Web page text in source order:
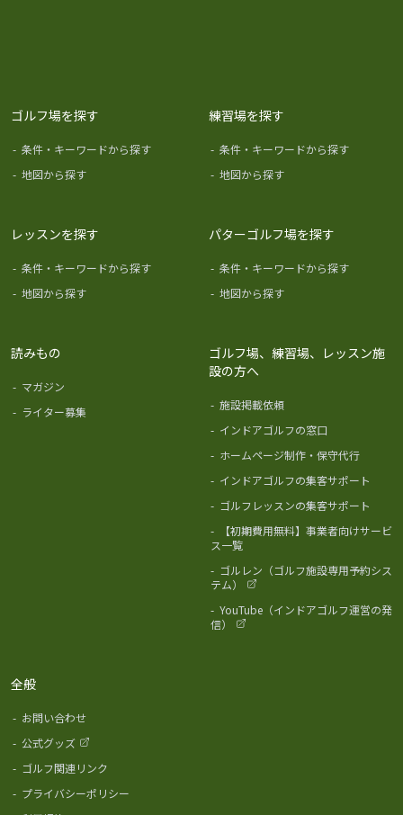
ゴルフ場を探す
- 条件・キーワードから探す
- 地図から探す
練習場を探す
- 条件・キーワードから探す
- 地図から探す
レッスンを探す
- 条件・キーワードから探す
- 地図から探す
パターゴルフ場を探す
- 条件・キーワードから探す
- 地図から探す
読みもの
- マガジン
- ライター募集
ゴルフ場、練習場、レッスン施
設の方へ
- 施設掲載依頼
- インドアゴルフの窓口
- ホームページ制作・保守代行
- インドアゴルフの集客サポート
- ゴルフレッスンの集客サポート
-
【初期費用無料】事業者向けサービ
ス一覧
- ゴルレン（ゴルフ施設専用予約シス
テム）
- YouTube（インドアゴルフ運営の発
信）
全般
- お問い合わせ
- 公式グッズ
- ゴルフ関連リンク
- プライバシーポリシー